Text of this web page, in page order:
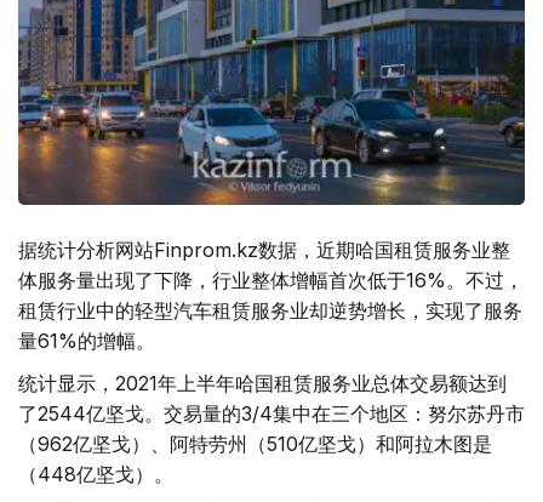
据统计分析网站Finprom.kz数据，近期哈国租赁服务业整
体服务量出现了下降，行业整体增幅首次低于16%。不过，
租赁行业中的轻型汽车租赁服务业却逆势增长，实现了服务
量61%的增幅。
统计显示，2021年上半年哈国租赁服务业总体交易额达到
了2544亿坚戈。交易量的3/4集中在三个地区：努尔苏丹市
（962亿坚戈）、阿特劳州（510亿坚戈）和阿拉木图是
（448亿坚戈）。